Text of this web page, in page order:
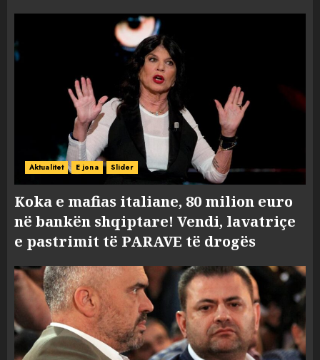
Aktualitet E jona Slider
Koka e mafias italiane, 80 milion euro
në bankën shqiptare! Vendi, lavatriçe
e pastrimit të PARAVE të drogës